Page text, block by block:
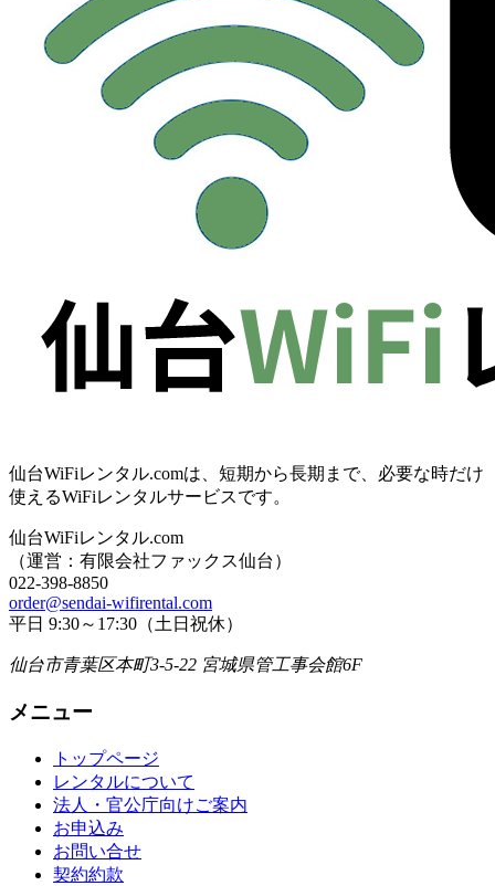
仙台WiFiレンタル.comは、短期から長期まで、必要な時だけ
使えるWiFiレンタルサービスです。
仙台WiFiレンタル.com
（運営：有限会社ファックス仙台）
022-398-8850
order@sendai-wifirental.com
平日 9:30～17:30（土日祝休）
仙台市青葉区本町3-5-22 宮城県管工事会館6F
メニュー
トップページ
レンタルについて
法人・官公庁向けご案内
お申込み
お問い合せ
契約約款